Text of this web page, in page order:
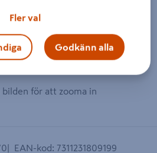
bilden för att zooma in
EAN-kod: 7311231809199
Fler val
Godkänn alla